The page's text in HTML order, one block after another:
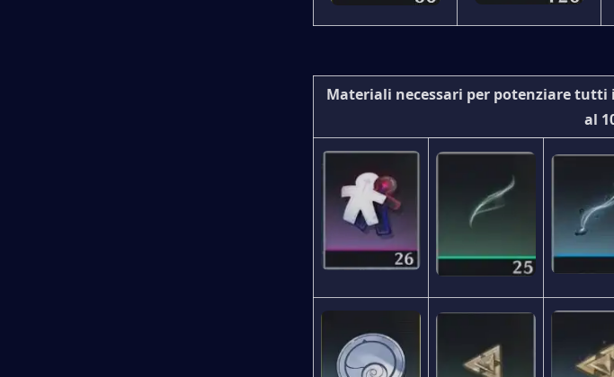
Materiali necessari per potenziare
al